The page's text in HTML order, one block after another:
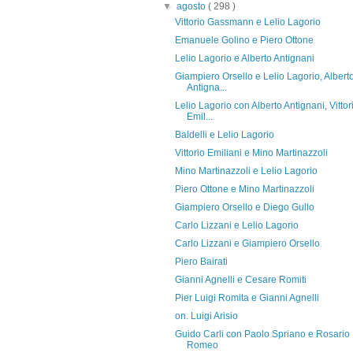
▼agosto( 298 )
Vittorio Gassmann e Lelio Lagorio
Emanuele Golino e Piero Ottone
Lelio Lagorio e Alberto Antignani
Giampiero Orsello e Lelio Lagorio,
Antigna...
Lelio Lagorio con Alberto Antignani,
Emil...
Baldelli e Lelio Lagorio
Vittorio Emiliani e Mino Martinazzoli
Mino Martinazzoli e Lelio Lagorio
Piero Ottone e Mino Martinazzoli
Giampiero Orsello e Diego Gullo
Carlo Lizzani e Lelio Lagorio
Carlo Lizzani e Giampiero Orsello
Piero Bairati
Gianni Agnelli e Cesare Romiti
Pier Luigi Romita e Gianni Agnelli
on. Luigi Arisio
Guido Carli con Paolo Spriano e Rosario
Romeo